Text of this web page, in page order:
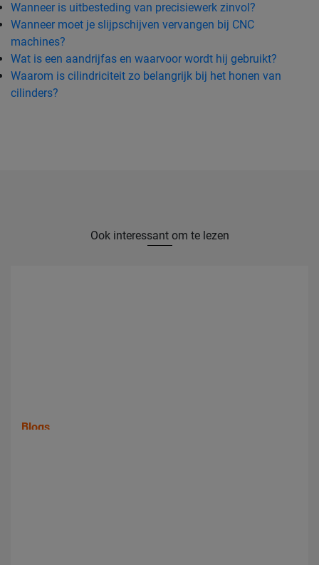
Wanneer is uitbesteding van precisiewerk zinvol?
Wanneer moet je slijpschijven vervangen bij CNC
machines?
Wat is een aandrijfas en waarvoor wordt hij gebruikt?
Waarom is cilindriciteit zo belangrijk bij het honen van
cilinders?
Ook interessant om te lezen
Blogs